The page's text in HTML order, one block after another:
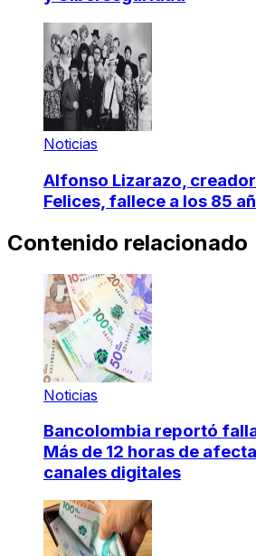
Noticias
Alfonso Lizarazo,
Felices, fallece a los 85
Contenido relacionado
Noticias
Bancolombia reportó
Más de 12 horas de
canales digitales